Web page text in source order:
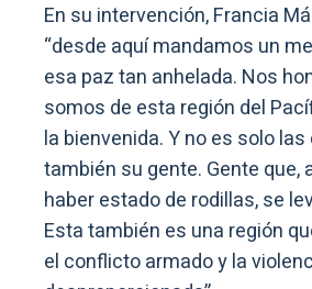
En su intervención, Francia
“desde aquí mandamos un
esa paz tan anhelada. Nos
somos de esta región del
la bienvenida. Y no es solo
también su gente. Gente que,
haber estado de rodillas, se
Esta también es una región
el conflicto armado y la